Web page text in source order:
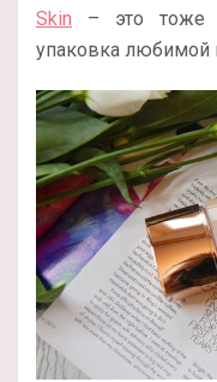
Skin – это тоже
упаковка любимой